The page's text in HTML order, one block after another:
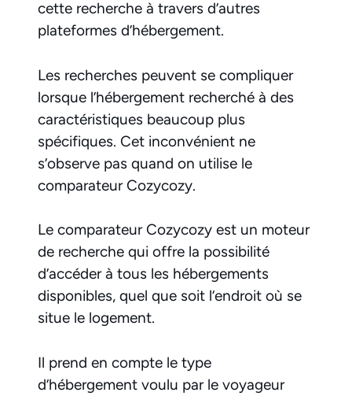
cette recherche à travers d’autres
plateformes d’hébergement.
Les recherches peuvent se compliquer
lorsque l’hébergement recherché à des
caractéristiques beaucoup plus
spécifiques. Cet inconvénient ne
s’observe pas quand on utilise le
comparateur Cozycozy.
Le comparateur Cozycozy est un moteur
de recherche qui offre la possibilité
d’accéder à tous les hébergements
disponibles, quel que soit l’endroit où se
situe le logement.
Il prend en compte le type
d’hébergement voulu par le voyageur